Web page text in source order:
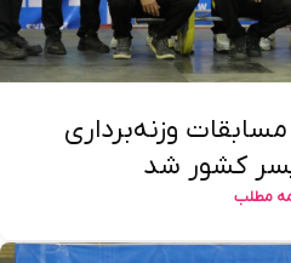
وزنه‌برداری
پسر کشور شد
مطلب